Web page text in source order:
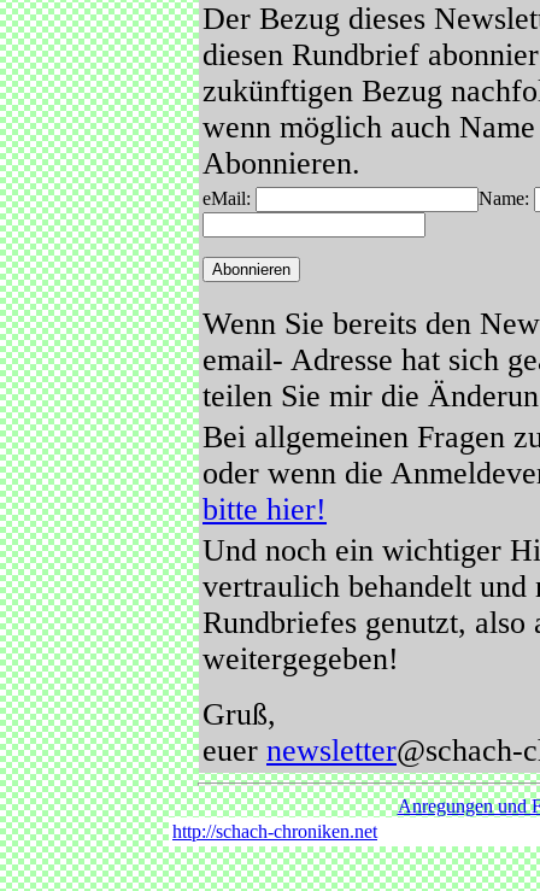
Der Bezug dieses
diesen Rundbrief
zukünftigen Bezug
wenn möglich auch
Abonnieren.
eMail: Name:
Wenn Sie bereits den
email- Adresse hat sich
teilen Sie mir die
Bei allgemeinen Fragen
oder wenn die
bitte hier!
Und noch ein wichtiger
vertraulich behandelt und
Rundbriefes genutzt, also
weitergegeben!
Gruß,
euer newsletter@schach-
Anregungen und
http://schach-chroniken.net